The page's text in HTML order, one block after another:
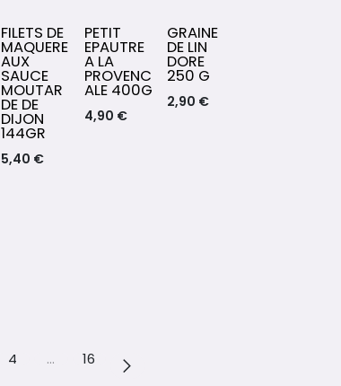
FILETS DE
MAQUERE
AUX
SAUCE
MOUTAR
DE DE
DIJON
144GR
5,40 €
PETIT
EPAUTRE
A LA
PROVENC
ALE 400G
4,90 €
GRAINE
DE LIN
DORE
250 G
2,90 €
4 … 16